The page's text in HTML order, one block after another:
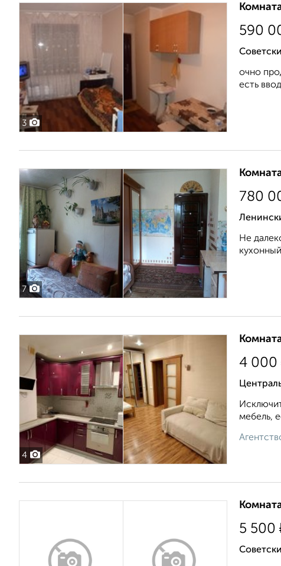
3
590
очно
есть
7
780
Не
4
4 000
мебель,
5 500